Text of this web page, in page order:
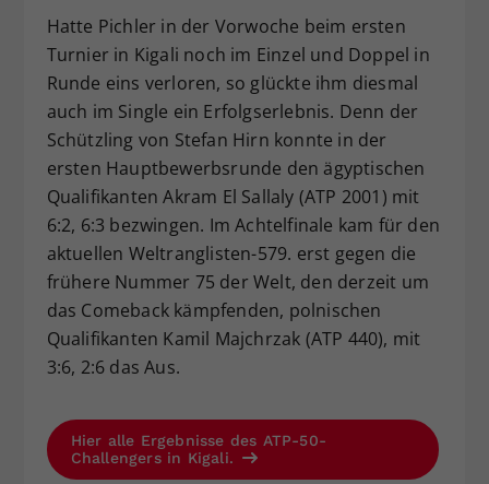
Hatte Pichler in der Vorwoche beim ersten
Turnier in Kigali noch im Einzel und Doppel in
Runde eins verloren, so glückte ihm diesmal
auch im Single ein Erfolgserlebnis. Denn der
Schützling von Stefan Hirn konnte in der
ersten Hauptbewerbsrunde den ägyptischen
Qualifikanten Akram El Sallaly (ATP 2001) mit
6:2, 6:3 bezwingen. Im Achtelfinale kam für den
aktuellen Weltranglisten-579. erst gegen die
frühere Nummer 75 der Welt, den derzeit um
das Comeback kämpfenden, polnischen
Qualifikanten Kamil Majchrzak (ATP 440), mit
3:6, 2:6 das Aus.
Hier alle Ergebnisse des ATP-50-
Challengers in Kigali.